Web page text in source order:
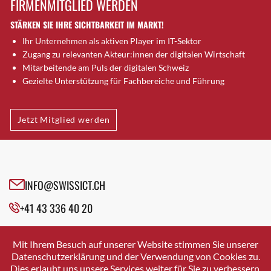
Brugg AG
Brütten
Bubendorf
Bubikon
Buchs (SG)
Bäretswil
Bülach
Cazis
Crissier
Davos Platz
Dierikon
Dietikon
FIRMENMITGLIED WERDEN
STÄRKEN SIE IHRE SICHTBARKEIT IM MARKT!
Ihr Unternehmen als aktiven Player im IT-Sektor
Zugang zu relevanten Akteur:innen der digitalen Wirtschaft
Mitarbeitende am Puls der digitalen Schweiz
Gezielte Unterstützung für Fachbereiche und Führung
Jetzt Mitglied werden
INFO@SWISSICT.CH
+41 43 336 40 20
SWISSICT
VULKANSTRASSE 120
8048 ZURICH
Mit Ihrem Besuch auf unserer Website stimmen Sie unserer
Datenschutzerklärung und der Verwendung von Cookies zu.
Dies erlaubt uns unsere Services weiter für Sie zu verbessern.